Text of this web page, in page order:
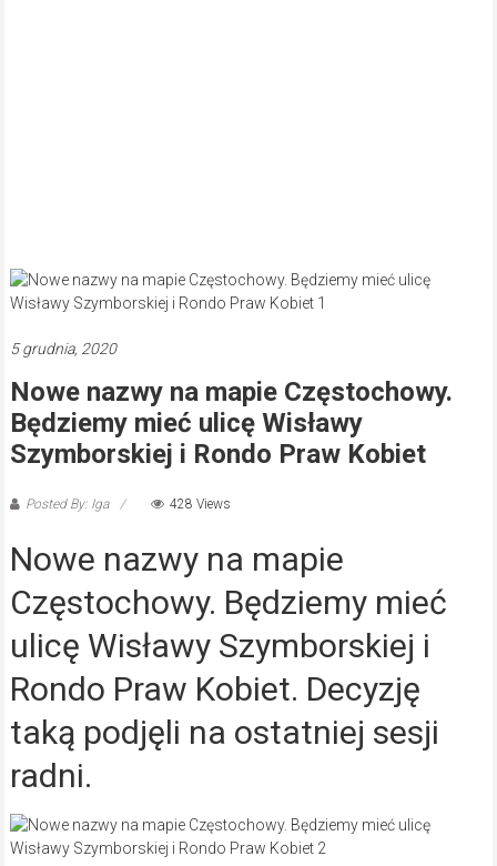
5 grudnia, 2020
Nowe nazwy na mapie Częstochowy.
Będziemy mieć ulicę Wisławy
Szymborskiej i Rondo Praw Kobiet
Posted By: Iga 428 Views
Nowe nazwy na mapie
Częstochowy. Będziemy mieć
ulicę Wisławy Szymborskiej i
Rondo Praw Kobiet. Decyzję
taką podjęli na ostatniej sesji
radni.